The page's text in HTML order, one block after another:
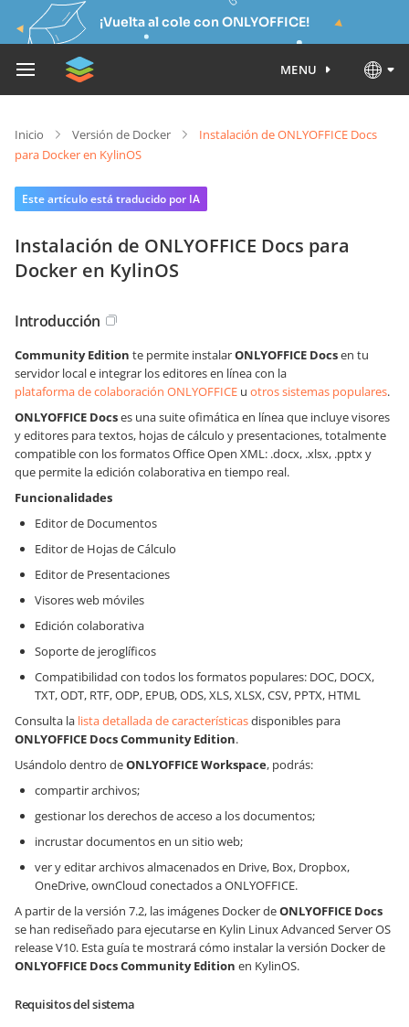
¡Vuelta al cole con ONLYOFFICE!
MENU
Inicio Versión de Docker
Instalación de ONLYOFFICE Docs
para Docker en KylinOS
Este artículo está traducido por IA
Instalación de ONLYOFFICE Docs para
Docker en KylinOS
Introducción
Community Edition te permite instalarONLYOFFICE Docsen tu
servidor local e integrar los editores en línea con la
plataforma de colaboración ONLYOFFICE u otros sistemas populares.
ONLYOFFICE Docses una suite ofimática en línea que incluye visores
y editores para textos, hojas de cálculo y presentaciones, totalmente
compatible con los formatos Office Open XML: .docx, .xlsx, .pptx y
que permite la edición colaborativa en tiempo real.
Funcionalidades
Editor de Documentos
Editor de Hojas de Cálculo
Editor de Presentaciones
Visores web móviles
Edición colaborativa
Soporte de jeroglíficos
Compatibilidad con todos los formatos populares: DOC, DOCX,
TXT, ODT, RTF, ODP, EPUB, ODS, XLS, XLSX, CSV, PPTX, HTML
Consulta la lista detallada de característicasdisponibles para
ONLYOFFICE DocsCommunity Edition.
Usándolo dentro deONLYOFFICE Workspace, podrás:
compartir archivos;
gestionar los derechos de acceso a los documentos;
incrustar documentos en un sitio web;
ver y editar archivos almacenados en Drive, Box, Dropbox,
OneDrive, ownCloud conectados a ONLYOFFICE.
A partir de la versión 7.2, las imágenes Docker deONLYOFFICE Docs
se han rediseñado para ejecutarse en Kylin Linux Advanced Server OS
release V10. Esta guía te mostrará cómo instalar la versión Docker de
ONLYOFFICE DocsCommunity Edition en KylinOS.
Requisitos del sistema